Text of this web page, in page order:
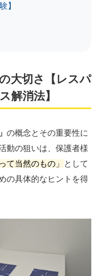
】
大切さ【レスパ
解消法】
の概念とその重要性に
動の狙いは、保護者様
て当然のもの」
として
の具体的なヒントを得